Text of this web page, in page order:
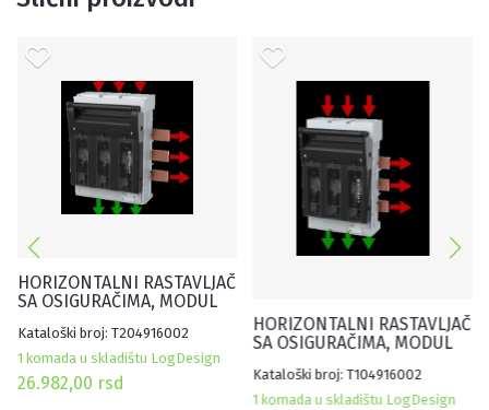
HORIZONTALNI RASTAVLJAČ
SA OSIGURAČIMA, MODUL
IN=400A, 3P, 60 MM
Kataloški broj: T204916002
1 komada u skladištu LogDesign
26.982,00 rsd
HORIZONTALNI RASTAVLJAČ
SA OSIGURAČIMA, MODUL
IN=250A, 3P, 60 MM
Kataloški broj: T104916002
1 komada u skladištu LogDesign